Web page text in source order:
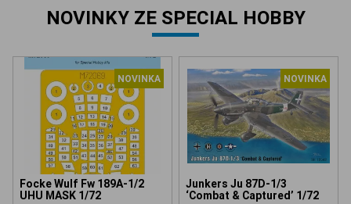
NOVINKY ZE SPECIAL HOBBY
NOVINKA
Focke Wulf Fw 189A-1/2
UHU MASK 1/72
NOVINKA
Junkers Ju 87D-1/3
‘Combat & Captured’ 1/72